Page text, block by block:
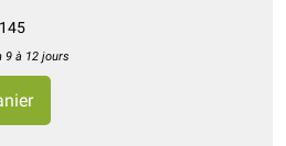
9 à 12 jours